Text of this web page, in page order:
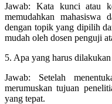
Jawab: Kata kunci atau
memudahkan mahasiswa
dengan topik yang dipilih
mudah oleh dosen penguji
5. Apa yang harus
Jawab: Setelah
merumuskan tujuan
yang tepat.